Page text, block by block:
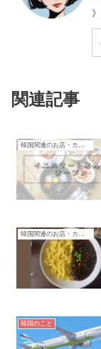
》
関連記事
韓国関連のお店・カフェ
韓国関連のお店・カフェ
韓国のこと